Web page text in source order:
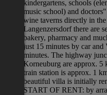
kindergartens, schools
music school) and
wine taverns directly in
Langenzersdorf there are
bakery, pharmacy and
just 15 minutes by car
minutes. The highway
Korneuburg are approx. 5
train station is approx. 1
beautiful villa is initially
START OF RENT: by